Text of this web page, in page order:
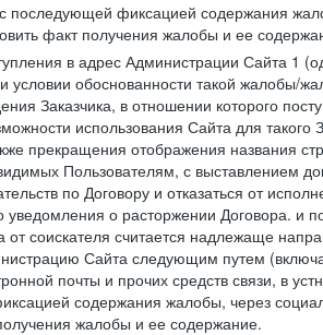
с последующей фиксацией содержания
факт получения жалобы и ее
в адрес Администрации Сайта 1
условии обоснованности такой
Заказчика, в отношении которого
использования Сайта для
прекращения отображения названия
Пользователям, с выставлением
по Договору и отказаться от
уведомления о расторжении Договора. и
соискателя считается надлежаще
Сайта следующим путем
почты и прочих средств связи, в
содержания жалобы, через
жалобы и ее содержание.